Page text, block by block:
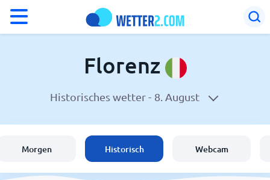
Wetter in Florenz
Schweiz
Florenz
Historisches wetter - 8. August
Morgen Historisch Webcam